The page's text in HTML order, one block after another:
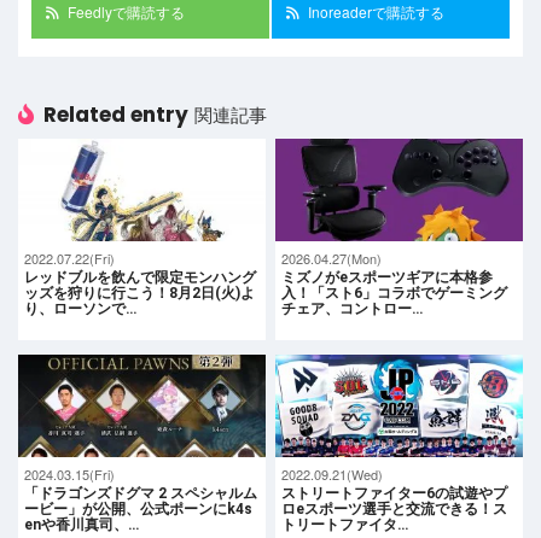
Feedlyで購読する Inoreaderで購読する
Related entry 関連記事
2022.07.22(Fri)
レッドブルを飲んで限定モンハング
ッズを狩りに⾏こう！8⽉2⽇(⽕)よ
り、ローソンで…
2026.04.27(Mon)
ミズノがeスポーツギアに本格参
入！「スト6」コラボでゲーミング
チェア、コントロー…
2024.03.15(Fri)
「ドラゴンズドグマ 2 スペシャルム
ービー」が公開、公式ポーンにk4s
enや香川真司、…
2022.09.21(Wed)
ストリートファイター6の試遊やプ
ロeスポーツ選手と交流できる！ス
トリートファイタ…